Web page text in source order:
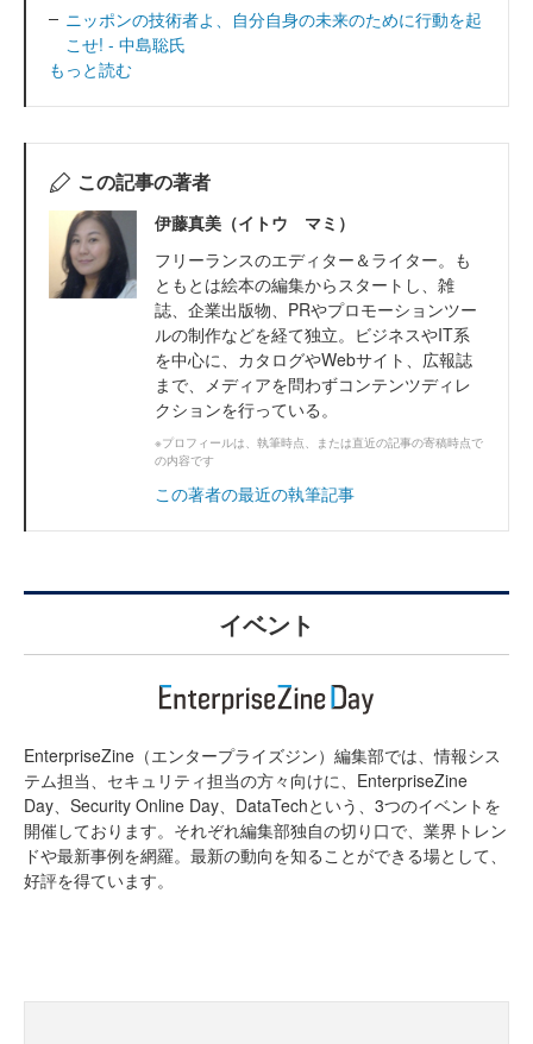
ニッポンの技術者よ、自分自身の未来のために行動を起
こせ! - 中島聡氏
もっと読む
この記事の著者
伊藤真美（イトウ マミ）
フリーランスのエディター＆ライター。も
ともとは絵本の編集からスタートし、雑
誌、企業出版物、PRやプロモーションツー
ルの制作などを経て独立。ビジネスやIT系
を中心に、カタログやWebサイト、広報誌
まで、メディアを問わずコンテンツディレ
クションを行っている。
※プロフィールは、執筆時点、または直近の記事の寄稿時点で
の内容です
この著者の最近の執筆記事
イベント
EnterpriseZine（エンタープライズジン）編集部では、情報シス
テム担当、セキュリティ担当の方々向けに、EnterpriseZine
Day、Security Online Day、DataTechという、3つのイベントを
開催しております。それぞれ編集部独自の切り口で、業界トレン
ドや最新事例を網羅。最新の動向を知ることができる場として、
好評を得ています。